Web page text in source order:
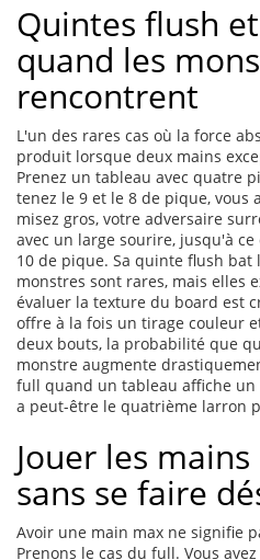
Quintes flush
quand les
rencontrent
L'un des rares cas où la force
produit lorsque deux mains
Prenez un tableau avec quatre
tenez le 9 et le 8 de pique, vous
misez gros, votre adversaire
avec un large sourire, jusqu'à
10 de pique. Sa quinte flush bat
monstres sont rares, mais elles
évaluer la texture du board est
offre à la fois un tirage couleur
deux bouts, la probabilité que
monstre augmente
full quand un tableau affiche
a peut-être le quatrième larron
Jouer les
sans se faire
Avoir une main max ne signifie
Prenons le cas du full. Vous